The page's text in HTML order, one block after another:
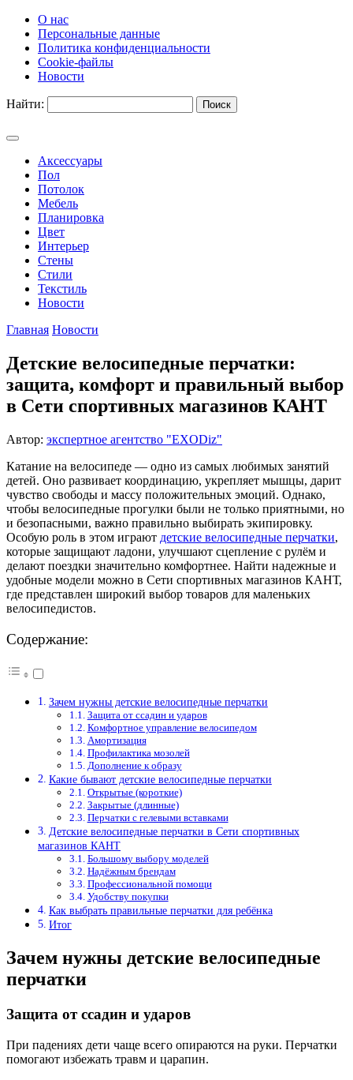
О нас
Персональные данные
Политика конфиденциальности
Cookie-файлы
Новости
Найти:
Аксессуары
Пол
Потолок
Мебель
Планировка
Цвет
Интерьер
Стены
Стили
Текстиль
Новости
Главная Новости
Детские велосипедные перчатки:
защита, комфорт и правильный выбор
в Сети спортивных магазинов КАНТ
Автор: экспертное агентство "EXODiz"
Катание на велосипеде — одно из самых любимых занятий
детей. Оно развивает координацию, укрепляет мышцы, дарит
чувство свободы и массу положительных эмоций. Однако,
чтобы велосипедные прогулки были не только приятными, но
и безопасными, важно правильно выбирать экипировку.
Особую роль в этом играют детские велосипедные перчатки,
которые защищают ладони, улучшают сцепление с рулём и
делают поездки значительно комфортнее. Найти надежные и
удобные модели можно в Сети спортивных магазинов КАНТ,
где представлен широкий выбор товаров для маленьких
велосипедистов.
Содержание:
Зачем нужны детские велосипедные перчатки
Защита от ссадин и ударов
Комфортное управление велосипедом
Амортизация
Профилактика мозолей
Дополнение к образу
Какие бывают детские велосипедные перчатки
Открытые (короткие)
Закрытые (длинные)
Перчатки с гелевыми вставками
Детские велосипедные перчатки в Сети спортивных
магазинов КАНТ
Большому выбору моделей
Надёжным брендам
Профессиональной помощи
Удобству покупки
Как выбрать правильные перчатки для ребёнка
Итог
Зачем нужны детские велосипедные
перчатки
Защита от ссадин и ударов
При падениях дети чаще всего опираются на руки. Перчатки
помогают избежать травм и царапин.